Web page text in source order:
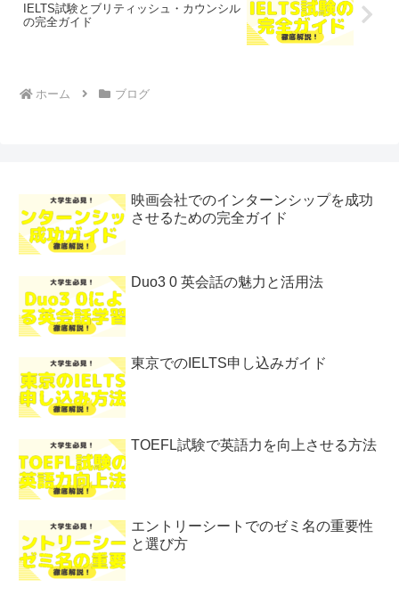
IELTS試験とブリティッシュ・カウンシル
の完全ガイド
ホーム ブログ
映画会社でのインターンシップを成功
させるための完全ガイド
Duo3 0 英会話の魅力と活用法
東京でのIELTS申し込みガイド
TOEFL試験で英語力を向上させる方法
エントリーシートでのゼミ名の重要性
と選び方